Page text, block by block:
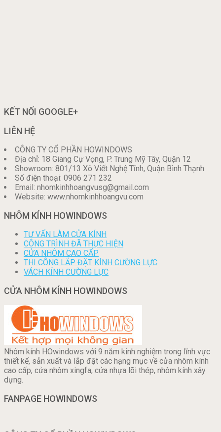
KẾT NỐI GOOGLE+
LIÊN HỆ
CÔNG TY CỔ PHẦN HOWINDOWS
Địa chỉ: 18 Giang Cự Vọng, P. Trung Mỹ Tây, Quận 12
Showroom: 801/13 Xô Viết Nghệ Tĩnh, Quận Bình Thạnh
Số điện thoại: 0906 271 232
Email: nhomkinhhoangvusg@gmail.com
Website: www.nhomkinhhoangvu.com
NHÔM KÍNH HOWINDOWS
TƯ VẤN LÀM CỬA KÍNH
CÔNG TRÌNH ĐÃ THỰC HIỆN
CỬA NHÔM CAO CẤP
THI CÔNG LẮP ĐẶT KÍNH CƯỜNG LỰC
VÁCH KÍNH CƯỜNG LỰC
CỬA NHÔM KÍNH HOWINDOWS
Nhôm kính HOwindows với 9 năm kinh nghiệm trong lĩnh vực
thiết kế, sản xuất và lắp đặt các hạng mục về cửa nhôm kính
cao cấp, cửa nhôm xingfa, cửa nhựa lõi thép, nhôm kính xây
dựng.
FANPAGE HOWINDOWS